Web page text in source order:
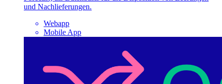
und Nachlieferungen.
Webapp
Mobile App